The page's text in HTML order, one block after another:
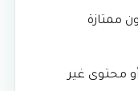
ممتازة
محتوى غير